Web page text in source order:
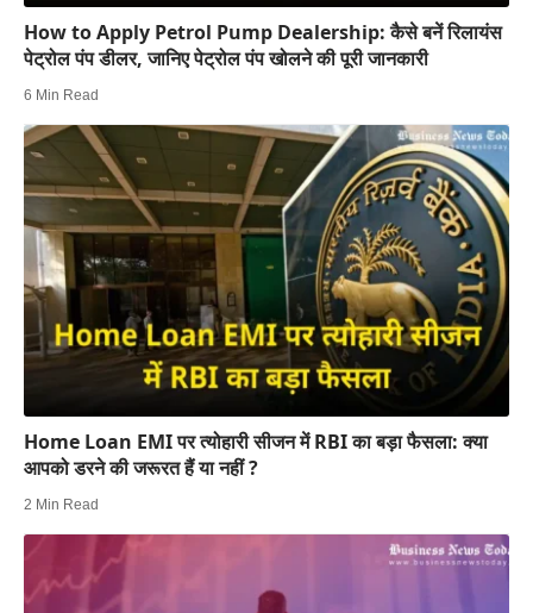
How to Apply Petrol Pump Dealership: कैसे बनें रिलायंस
पेट्रोल पंप डीलर, जानिए पेट्रोल पंप खोलने की पूरी जानकारी
6 Min Read
Home Loan EMI पर त्योहारी सीजन में RBI का बड़ा फैसला: क्या
आपको डरने की जरूरत हैं या नहीं ?
2 Min Read